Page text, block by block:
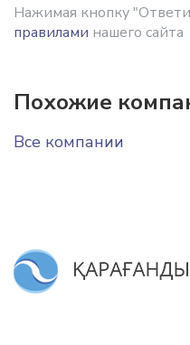
Нажимая кнопку
правилами нашего сайта
Похожие
Все компании